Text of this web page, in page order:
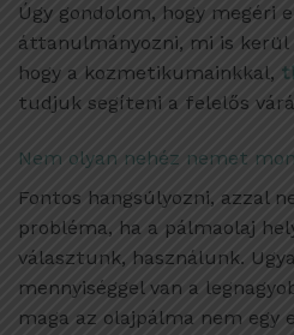
Úgy gondolom, hogy megéri
áttanulmányozni, mi is kerül
hogy a kozmetikumainkkal,
tudjuk segíteni a felelős
Nem olyan nehéz nemet
Fontos hangsúlyozni, azzal
probléma, ha a pálmaolaj
választunk, használunk.
mennyiséggel van a
maga az olajpálma nem egy